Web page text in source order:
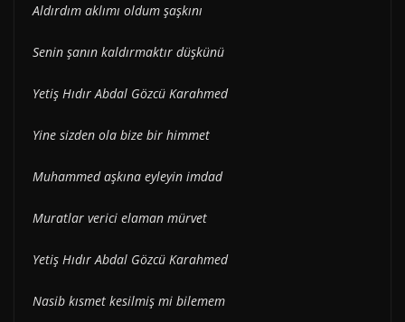
Aldırdım aklımı oldum şaşkını
Senin şanın kaldırmaktır düşkünü
Yetiş Hıdır Abdal Gözcü Karahmed
Yine sizden ola bize bir himmet
Muhammed aşkına eyleyin imdad
Muratlar verici elaman mürvet
Yetiş Hıdır Abdal Gözcü Karahmed
Nasib kısmet kesilmiş mi bilemem